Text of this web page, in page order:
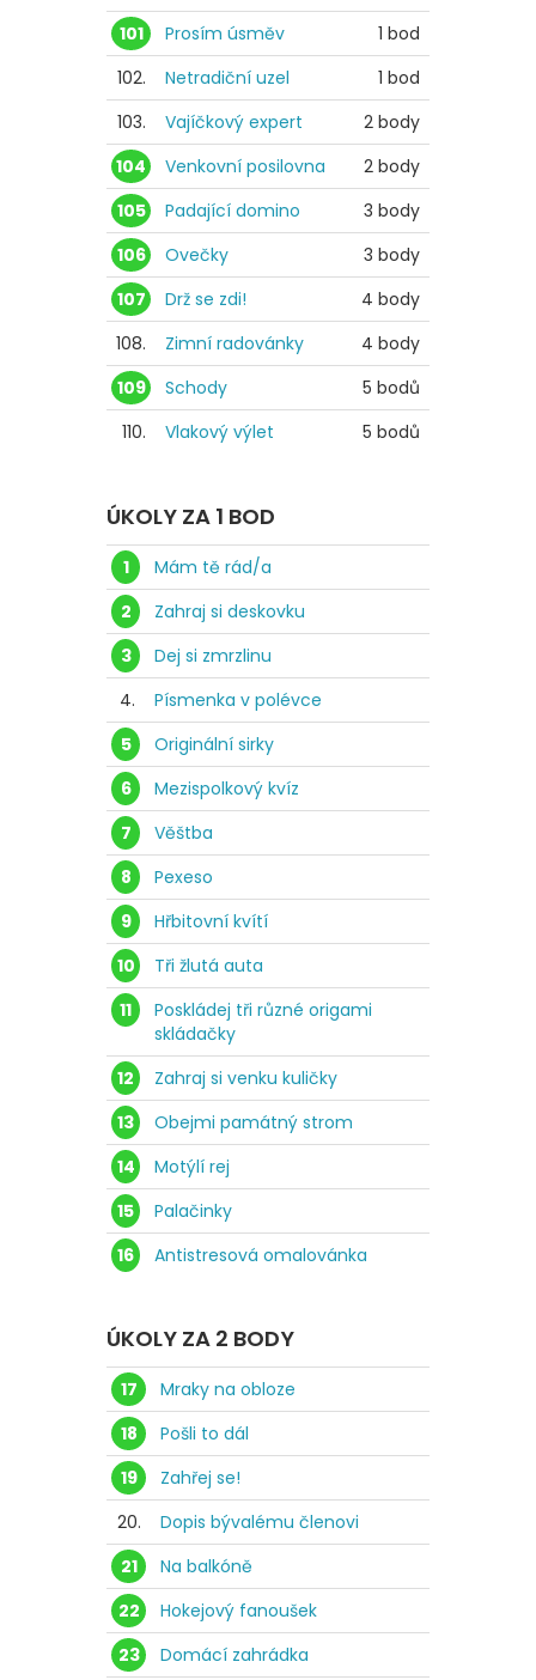
101 Prosím úsměv
1 bod
102.
Netradiční uzel
1 bod
103.
Vajíčkový expert
2 body
104
Venkovní posilovna
2 body
105
Padající domino
3 body
106
Ovečky
3 body
107
Drž se zdi!
4 body
108.
Zimní radovánky
4 body
109
Schody
5 bodů
110.
Vlakový výlet 5 bodů
ÚKOLY ZA 1 BOD
1
Mám tě rád/a
2
Zahraj si deskovku
3
Dej si zmrzlinu
4.
Písmenka v polévce
5
Originální sirky
6
Mezispolkový kvíz
7
Věštba
8
Pexeso
9
Hřbitovní kvítí
10
Tři žlutá auta
11
Poskládej tři různé origami
skládačky
12
Zahraj si venku kuličky
13
Obejmi památný strom
14
Motýlí rej
15
Palačinky
16
Antistresová omalovánka
ÚKOLY ZA 2 BODY
17
Mraky na obloze
18
Pošli to dál
19
Zahřej se!
20.
Dopis bývalému členovi
21
Na balkóně
22
Hokejový fanoušek
23
Domácí zahrádka